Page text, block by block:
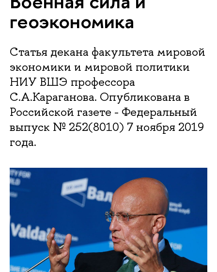
геоэкономика
Статья декана факультета мировой
экономики и мировой политики
НИУ ВШЭ профессора
С.А.Караганова. Опубликована в
Российской газете - Федеральный
выпуск № 252(8010) 7 ноября 2019
года.